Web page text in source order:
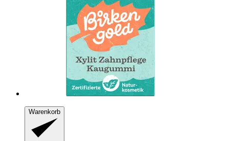
Warenkorb